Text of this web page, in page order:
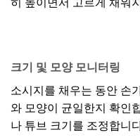
크기 및 모양 모니터링
소시지를 채우는 동안 손
와 모양이 균일한지 확인
나 튜브 크기를 조정합니